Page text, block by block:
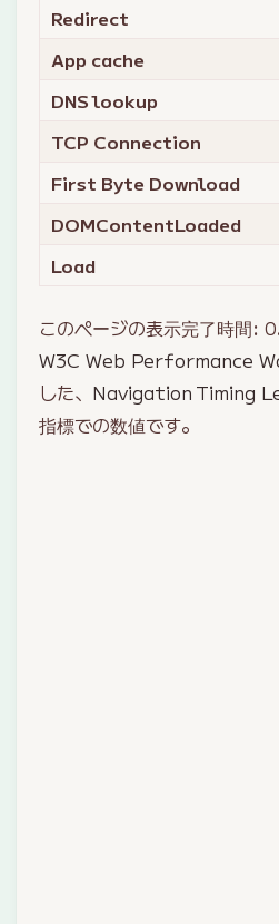
Redirect
App cache
DNS lookup
TCP Connection
First Byte Download
DOMContentLoaded
Load
このページの表示完了時間:
W3C Web Performance
した、 Navigation Timing
指標での数値です。